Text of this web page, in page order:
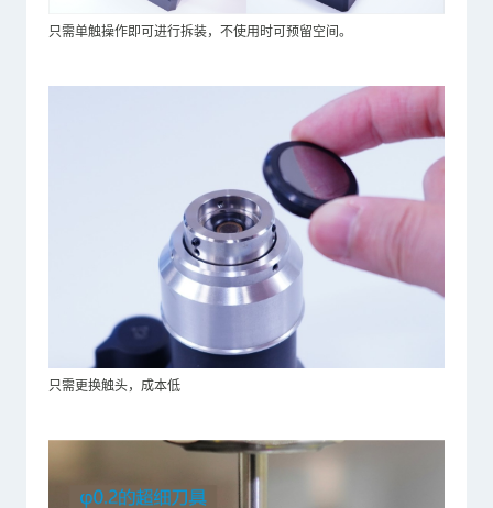
只需单触操作即可进行拆装，不使用时可预留空间。
只需更换触头，成本低